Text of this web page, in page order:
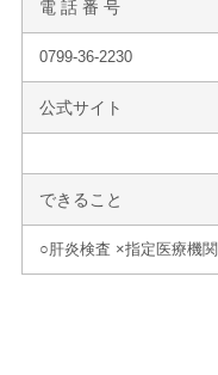
電 話 番 号
0799-36-2230
公式サイト
できること
○肝炎検査 ×指定医療機関